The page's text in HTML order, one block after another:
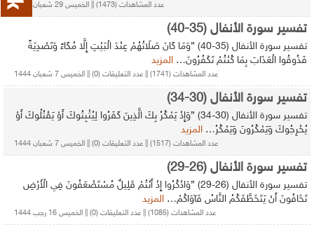
عدد المشاهدات (1473) || الخميس 29 شعبان 1444
تفسير سورة الأنفال (35-40)
تفسير سورة الأنفال (35-40) {وَمَا كَانَ صَلَاتُهُمْ عِنْدَ الْبَيْتِ إِلَّا مُكَاءً وَتَصْدِيَةً
فَذُوقُوا الْعَذَابَ بِمَا كُنْتُمْ تَكْفُرُونَ… المزيد
عدد المشاهدات (1741) || عدد التعليقات (0) || الخميس 7 شعبان 1444
تفسير سورة الأنفال (30-34)
تفسير سورة الأنفال (30-34) {وَإِذْ يَمْكُرُ بِكَ الَّذِينَ كَفَرُوا لِيُثْبِتُوكَ أَوْ يَقْتُلُوكَ أَوْ
يُخْرِجُوكَ وَيَمْكُرُونَ وَيَمْكُرُ… المزيد
عدد المشاهدات (1517) || عدد التعليقات (0) || الخميس 7 شعبان 1444
تفسير سورة الأنفال (26-29)
تفسير سورة الأنفال (26-29) {وَاذْكُرُوا إِذْ أَنْتُمْ قَلِيلٌ مُسْتَضْعَفُونَ فِي الْأَرْضِ
تَخَافُونَ أَنْ يَتَخَطَّفَكُمُ النَّاسُ فَآوَاكُمْ… المزيد
عدد المشاهدات (1085) || عدد التعليقات (0) || الخميس 16 رجب 1444